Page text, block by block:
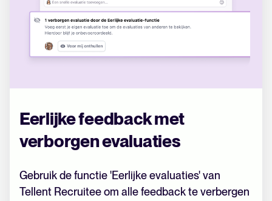
Eerlijke feedback met
verborgen evaluaties
Gebruik de functie 'Eerlijke evaluaties' van
Tellent Recruitee om alle feedback te verbergen